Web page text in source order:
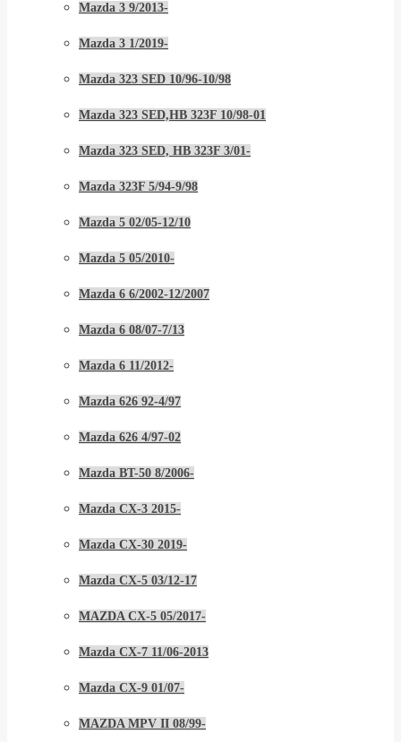
Mazda 3 9/2013-
Mazda 3 1/2019-
Mazda 323 SED 10/96-10/98
Mazda 323 SED,HB 323F 10/98-01
Mazda 323 SED, HB 323F 3/01-
Mazda 323F 5/94-9/98
Mazda 5 02/05-12/10
Mazda 5 05/2010-
Mazda 6 6/2002-12/2007
Mazda 6 08/07-7/13
Mazda 6 11/2012-
Mazda 626 92-4/97
Mazda 626 4/97-02
Mazda BT-50 8/2006-
Mazda CX-3 2015-
Mazda CX-30 2019-
Mazda CX-5 03/12-17
MAZDA CX-5 05/2017-
Mazda CX-7 11/06-2013
Mazda CX-9 01/07-
MAZDA MPV II 08/99-